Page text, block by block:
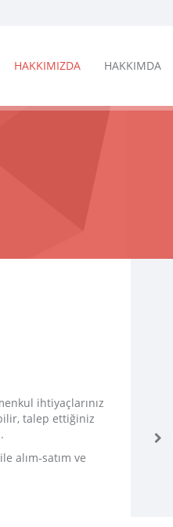
HAKKIMIZDA HAKKIMDA
ihtiyaçlarınız
talep ettiğiniz
alım-satım ve